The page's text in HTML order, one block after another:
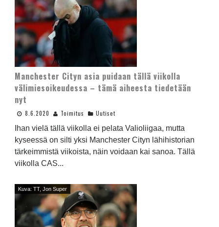
Manchester Cityn asia puidaan tällä viikolla
välimiesoikeudessa – tämä aiheesta tiedetään
nyt
8.6.2020 Toimitus Uutiset
Ihan vielä tällä viikolla ei pelata Valioliigaa, mutta
kyseessä on silti yksi Manchester Cityn lähihistorian
tärkeimmistä viikoista, näin voidaan kai sanoa. Tällä
viikolla CAS...
Kuva: TT, Jon Super